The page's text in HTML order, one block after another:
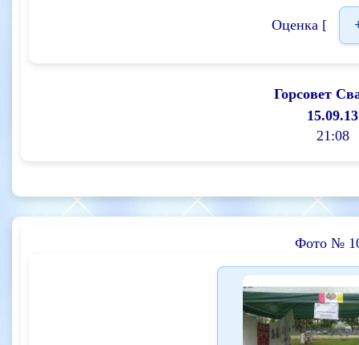
Оценка [
Горсовет
15.09.13
21:08
Фото №